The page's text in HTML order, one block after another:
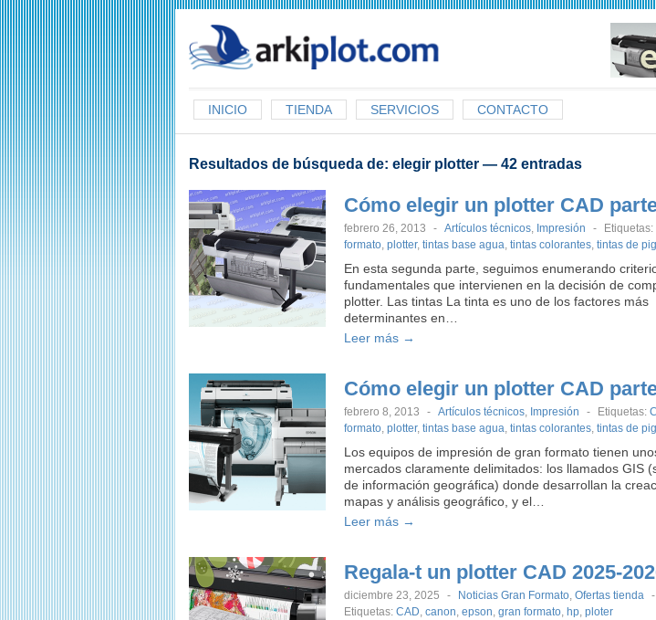
INICIO TIENDA SERVICIOS CONTACTO
Resultados de búsqueda de: elegir plotter — 42 entradas
Cómo elegir un plotter CAD
febrero 26, 2013 - Artículos técnicos, Impresión - Etiquetas:
formato, plotter, tintas base agua, tintas colorantes, tintas de
En esta segunda parte, seguimos enumerando
fundamentales que intervienen en la decisión de
plotter. Las tintas La tinta es uno de los factores más
determinantes en…
Leer más →
Cómo elegir un plotter CAD
febrero 8, 2013 - Artículos técnicos, Impresión - Etiquetas:
formato, plotter, tintas base agua, tintas colorantes, tintas de
Los equipos de impresión de gran formato tienen
mercados claramente delimitados: los llamados GIS
de información geográfica) donde desarrollan la
mapas y análisis geográfico, y el…
Leer más →
Regala-t un plotter CAD 2025-
diciembre 23, 2025 - Noticias Gran Formato, Ofertas tienda -
Etiquetas: CAD, canon, epson, gran formato, hp, ploter